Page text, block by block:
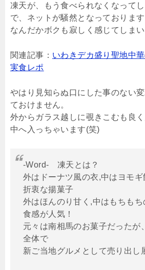
凍天が、もう食べられなくなって
で、ネットが騒然となっております
なんだかボクも寂しく感じてしまい
関連記事： いわきデカ盛り聖地中
実食レポ
やはり見知らぬ口にした事のない
ておけません。
外からガラス越しに覗きこむも良く
中へ入っちゃいます(笑)
-Word- 凍天とは？
外はドーナツ風の衣,中はヨモ
折衷な揚菓子
外はほんのり甘く,中はもちもち
食感が人気！
元々は南相馬のお菓子だったが
全体で
新ご当地グルメとして売り出